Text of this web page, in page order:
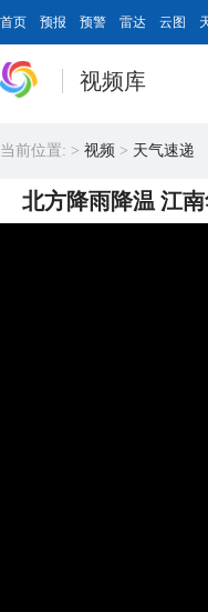
首页 预报 预警 雷达 云图
视频库
当前位置: > 视频 > 天气速递
北方降雨降温 江